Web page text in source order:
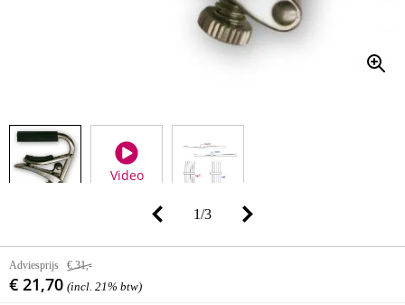
Video
1/3
Adviesprijs € 31,-
€ 21,70 (incl. 21% btw)